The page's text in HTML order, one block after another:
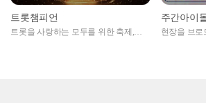
트롯챔피언
트롯을 사랑하는 모두를 위한 축제,
주간아이
현장을 브로